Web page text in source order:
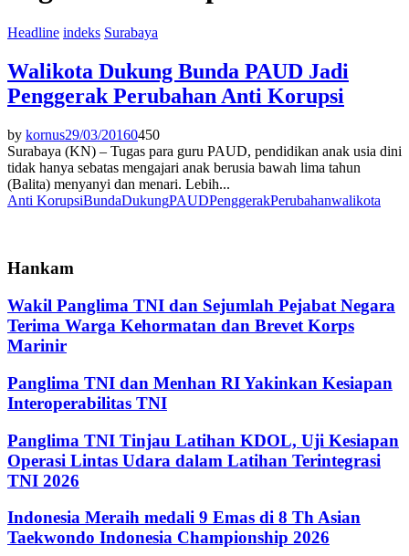
Headline indeks Surabaya
Walikota Dukung Bunda PAUD Jadi
Penggerak Perubahan Anti Korupsi
by kornus29/03/20160450
Surabaya (KN) – Tugas para guru PAUD, pendidikan anak usia dini
tidak hanya sebatas mengajari anak berusia bawah lima tahun
(Balita) menyanyi dan menari. Lebih...
Anti KorupsiBundaDukungPAUDPenggerakPerubahanwalikota
Hankam
Wakil Panglima TNI dan Sejumlah Pejabat Negara
Terima Warga Kehormatan dan Brevet Korps
Marinir
Panglima TNI dan Menhan RI Yakinkan Kesiapan
Interoperabilitas TNI
Panglima TNI Tinjau Latihan KDOL, Uji Kesiapan
Operasi Lintas Udara dalam Latihan Terintegrasi
TNI 2026
Indonesia Meraih medali 9 Emas di 8 Th Asian
Taekwondo Indonesia Championship 2026